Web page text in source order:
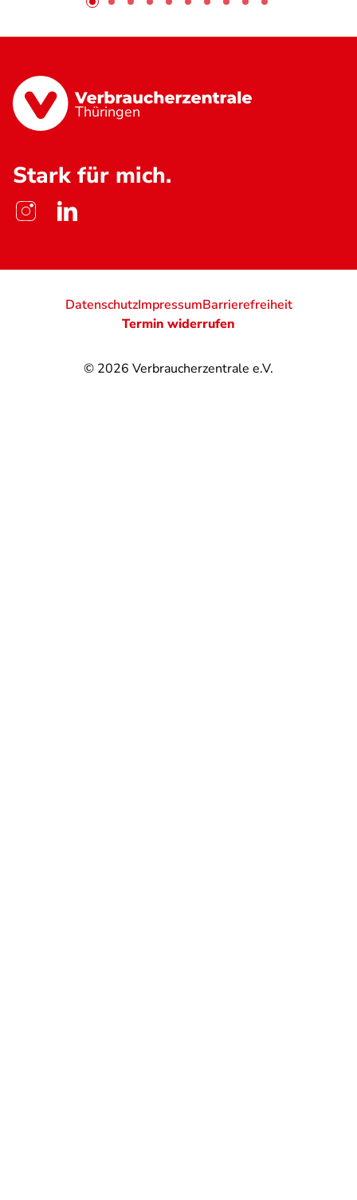
Thüringen
Stark für mich.
© 2026 Verbraucherzentrale e.V.
DatenschutzImpressumBarrierefreiheit
Termin widerrufen